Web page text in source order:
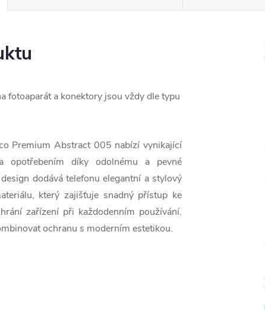
fotoaparát a konektory jsou vždy dle typu
Premium Abstract 005 nabízí vynikající
opotřebením díky odolnému a pevné
dodává telefonu elegantní a stylový
který zajišťuje snadný přístup ke
zařízení při každodenním používání.
ochranu s moderním estetikou.